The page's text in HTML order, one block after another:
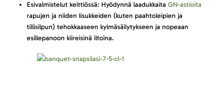
Esivalmistelut keittiössä: Hyödynnä laadukkaita GN-astioita
rapujen ja niiden lisukkeiden (kuten paahtoleipien ja
tillisilpun) tehokkaaseen kylmäsäilytykseen ja nopeaan
esillepanoon kiireisinä iltoina.